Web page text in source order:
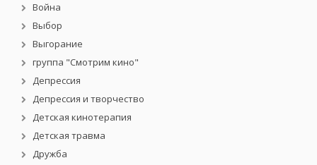
Война
Выбор
Выгорание
группа "Смотрим кино"
Депрессия
Депрессия и творчество
Детская кинотерапия
Детская травма
Дружба